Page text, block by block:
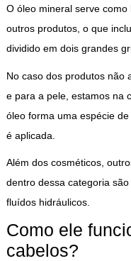
O óleo mineral serve
outros produtos, o que
dividido em dois grandes
No caso dos produtos não
e para a pele, estamos na
óleo forma uma espécie
é aplicada.
Além dos cosméticos,
dentro dessa categoria
fluídos hidráulicos.
Como ele
cabelos?